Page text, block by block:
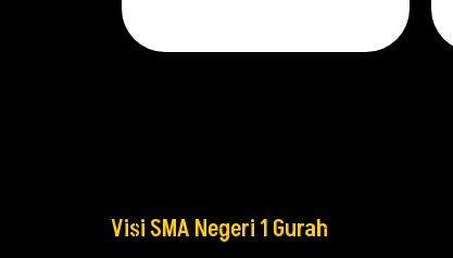
Visi SMA Negeri 1 Gurah